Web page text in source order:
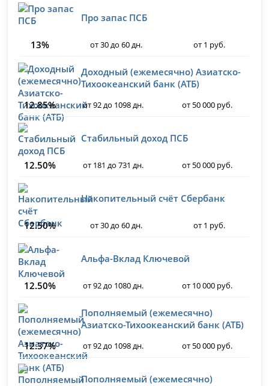
Про запас ПСБ
13% от 30 до 60 дн. от 1 руб.
Доходный (ежемесячно) Азиатско-
Тихоокеанский банк (АТБ)
12.85%
от 92 до 1098 дн. от 50 000 руб.
Стабильный доход ПСБ
12.50% от 181 до 731 дн. от 50 000 руб.
Накопительный счёт Сбербанк
12.50% от 30 до 60 дн. от 1 руб.
Альфа-Вклад Ключевой
12.50% от 92 до 1080 дн. от 10 000 руб.
Пополняемый (ежемесячно)
Азиатско-Тихоокеанский банк (АТБ)
12.37%
от 92 до 1098 дн. от 50 000 руб.
Пополняемый (ежемесячно)